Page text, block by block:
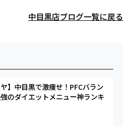
中目黒店ブログ一覧に戻る
ヤ】中目黒で激痩せ！PFCバラン
のダイエットメニュー神ランキ